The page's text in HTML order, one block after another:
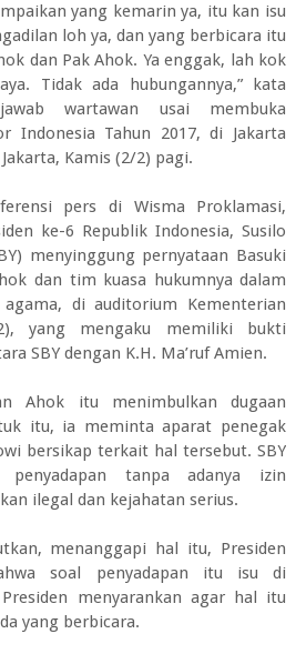
yang kemarin ya, itu kan isu
loh ya, dan yang berbicara itu
dan Pak Ahok. Ya enggak, lah kok
Tidak ada hubungannya,” kata
wartawan usai membuka
Indonesia Tahun 2017, di Jakarta
Kamis (2/2) pagi.
pers di Wisma Proklamasi,
ke-6 Republik Indonesia, Susilo
menyinggung pernyataan Basuki
dan tim kuasa hukumnya dalam
di auditorium Kementerian
yang mengaku memiliki bukti
SBY dengan K.H. Ma’ruf Amien.
Ahok itu menimbulkan dugaan
itu, ia meminta aparat penegak
bersikap terkait hal tersebut. SBY
penyadapan tanpa adanya izin
ilegal dan kejahatan serius.
menanggapi hal itu, Presiden
soal penyadapan itu isu di
menyarankan agar hal itu
yang berbicara.